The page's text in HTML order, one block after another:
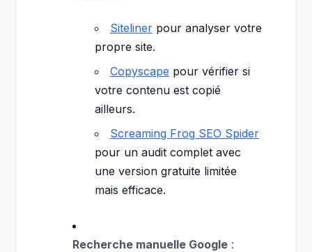
Siteliner pour analyser votre
propre site.
Copyscape pour vérifier si
votre contenu est copié
ailleurs.
Screaming Frog SEO Spider
pour un audit complet avec
une version gratuite limitée
mais efficace.
Recherche manuelle Google :